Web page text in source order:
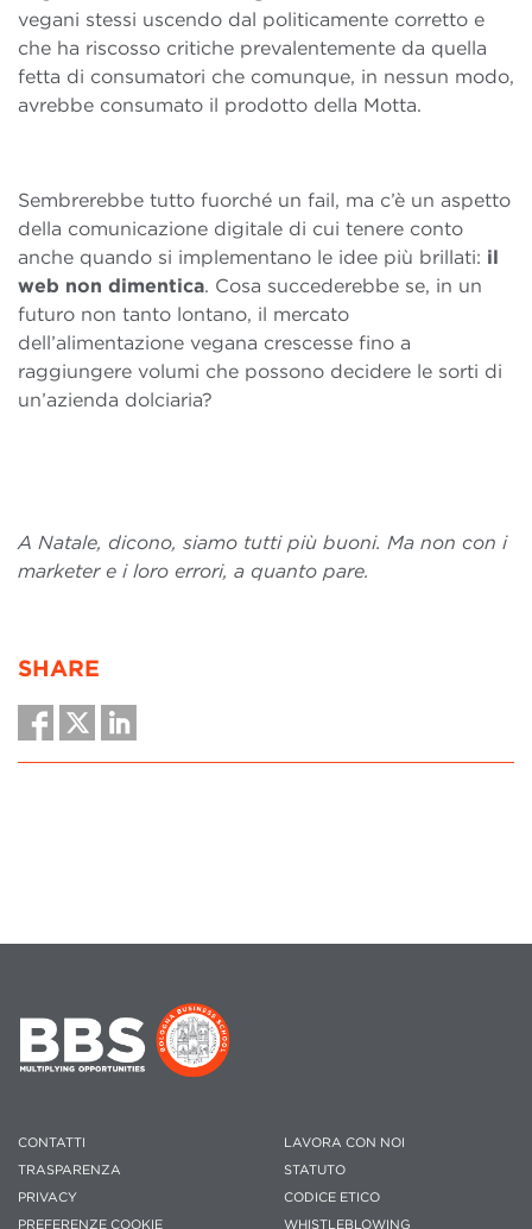
vegani stessi uscendo dal politicamente corretto e
che ha riscosso critiche prevalentemente da quella
fetta di consumatori che comunque, in nessun modo,
avrebbe consumato il prodotto della Motta.
Sembrerebbe tutto fuorché un fail, ma c’è un aspetto
della comunicazione digitale di cui tenere conto
anche quando si implementano le idee più brillati: il
web non dimentica. Cosa succederebbe se, in un
futuro non tanto lontano, il mercato
dell’alimentazione vegana crescesse fino a
raggiungere volumi che possono decidere le sorti di
un’azienda dolciaria?
A Natale, dicono, siamo tutti più buoni. Ma non con i
marketer e i loro errori, a quanto pare.
SHARE
CONTATTI
TRASPARENZA
PRIVACY
PREFERENZE COOKIE
LAVORA CON NOI
STATUTO
CODICE ETICO
WHISTLEBLOWING